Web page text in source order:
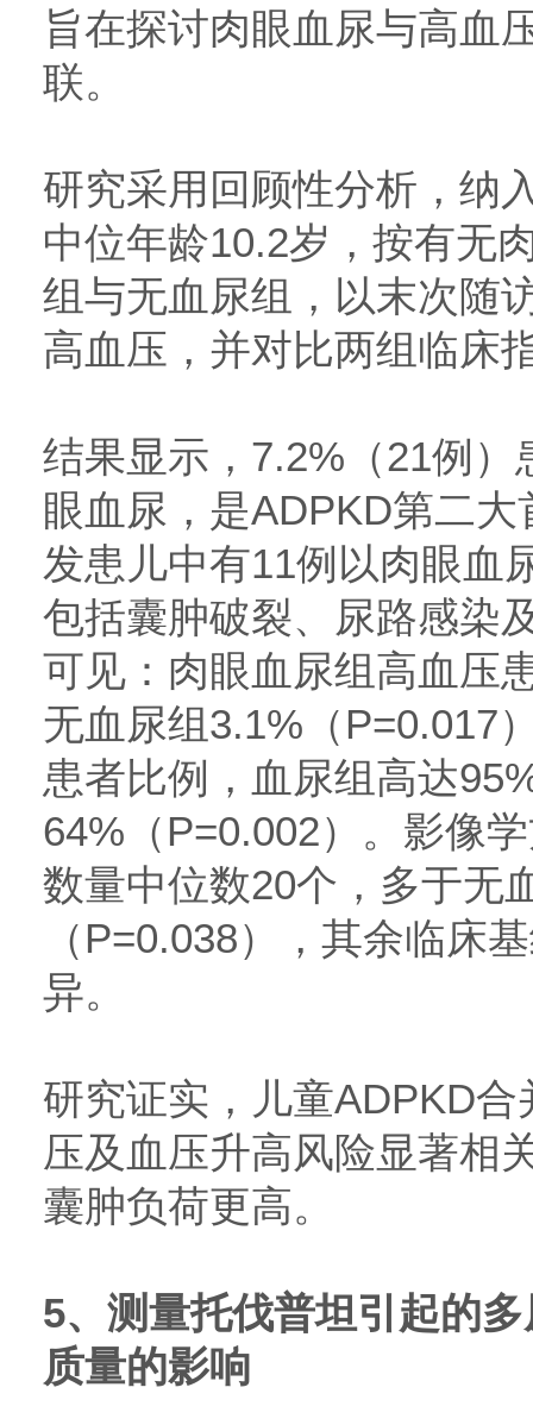
旨在探讨肉眼血尿与高血
联。
研究采用回顾性分析，纳
中位年龄10.2岁，按有无
组与无血尿组，以末次随
高血压，并对比两组临床
结果显示，7.2%（21例
眼血尿，是ADPKD第二
发患儿中有11例以肉眼血
包括囊肿破裂、尿路感染
可见：肉眼血尿组高血压
无血尿组3.1%（P=0.017
患者比例，血尿组高达
64%（P=0.002）。影像
数量中位数20个，多于无
（P=0.038），其余临床
异。
研究证实，儿童ADPKD
压及血压升高风险显著相
囊肿负荷更高。
5、测量托伐普坦引起的
质量的影响